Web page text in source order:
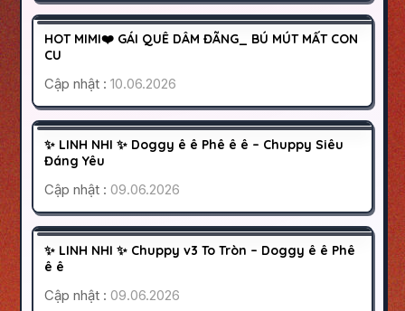
600K
HOẠT ĐỘNG
HOT MIMI❤️ GÁI QUÊ DÂM ĐÃNG_ BÚ MÚT MẤT CON
CU
Cập nhật :10.06.2026
400K
HOẠT ĐỘNG
✨ LINH NHI ✨ Doggy ê ê Phê ê ê – Chuppy Siêu
Đáng Yêu
Cập nhật :09.06.2026
400K
HOẠT ĐỘNG
✨ LINH NHI ✨ Chuppy v3 To Tròn – Doggy ê ê Phê
ê ê
Cập nhật :09.06.2026